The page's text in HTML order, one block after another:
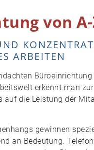
von
ARBEITEN
erkennt man
auf die Leistung der
gewinnen
an Bedeutung.